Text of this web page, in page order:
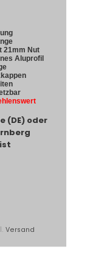
21mm Nut
Aluprofil
(DE) oder
Versand